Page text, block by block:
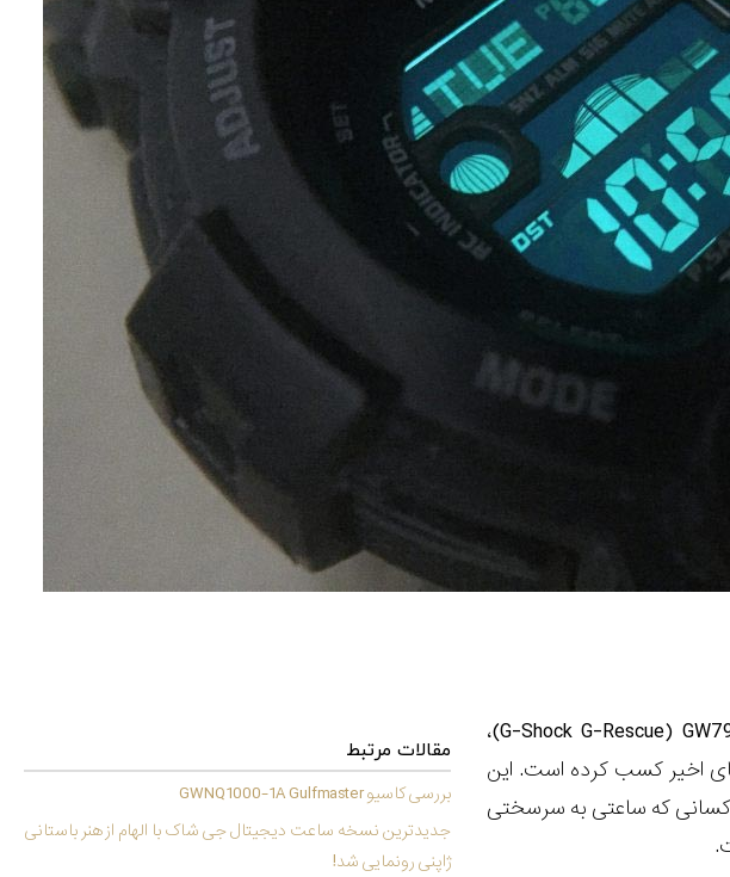
مقالات مرتبط
بررسی کاسیو GWNQ1000-1A Gulfmaster
جدیدترین نسخه‌ ساعت دیجیتال جی ‌شاک با الهام از هنر باستانی
ژاپنی رونمایی شد!
(
G-Shock G-Rescue)،
اخیر کسب کرده است. این
کسانی که ساعتی به سرسختی